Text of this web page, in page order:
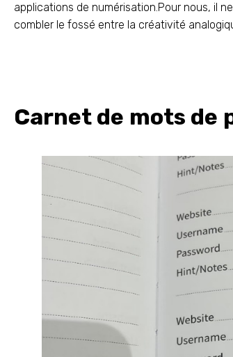
applications de numérisation.Pour nous, il
combler le fossé entre la créativité
Carnet de mots de